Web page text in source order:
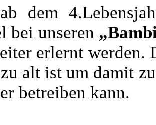
dem
bei unseren
erlernt werden.
alt ist um damit
betreiben kann.